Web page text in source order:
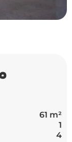
61 m²
1
4